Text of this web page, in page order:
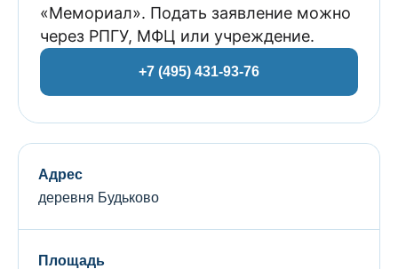
«Мемориал». Подать заявление можно
через РПГУ, МФЦ или учреждение.
+7 (495) 431-93-76
Адрес
деревня Будьково
Площадь